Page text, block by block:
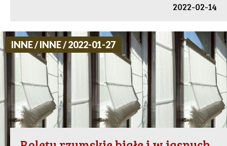
2022-02-14
INNE / INNE / 2022-01-27